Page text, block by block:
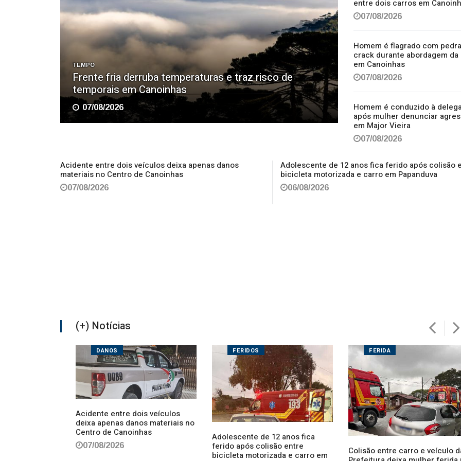
TEMPO
Frente fria derruba temperaturas e traz risco de
temporais em Canoinhas
07/08/2026
entre dois carros em
07/08/2026
Homem é flagrado com
crack durante abordagem da
em Canoinhas
07/08/2026
Homem é conduzido à
após mulher denunciar
em Major Vieira
07/08/2026
Acidente entre dois veículos deixa apenas danos
materiais no Centro de Canoinhas
07/08/2026
Adolescente de 12 anos fica ferido após colisão
bicicleta motorizada e carro em Papanduva
06/08/2026
(+) Notícias
DANOS
Acidente entre dois veículos
deixa apenas danos materiais no
Centro de Canoinhas
07/08/2026
FERIDOS
Adolescente de 12 anos fica
ferido após colisão entre
bicicleta motorizada e carro em
FERIDA
Colisão entre carro e veículo